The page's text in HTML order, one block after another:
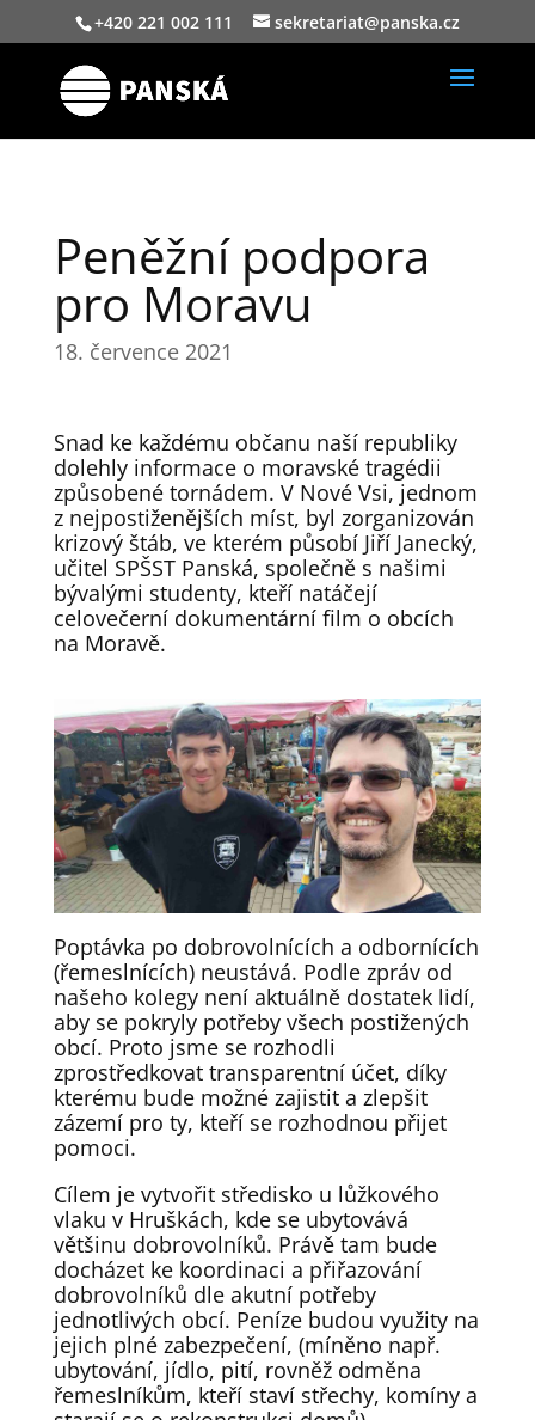
+420 221 002 111 sekretariat@panska.cz
Peněžní podpora
pro Moravu
18. července 2021
Snad ke každému občanu naší republiky
dolehly informace o moravské tragédii
způsobené tornádem. V Nové Vsi, jednom
z nejpostiženějších míst, byl zorganizován
krizový štáb, ve kterém působí Jiří Janecký,
učitel SPŠST Panská, společně s našimi
bývalými studenty, kteří natáčejí
celovečerní dokumentární film o obcích
na Moravě.
Poptávka po dobrovolnících a odbornících
(řemeslnících) neustává. Podle zpráv od
našeho kolegy není aktuálně dostatek lidí,
aby se pokryly potřeby všech postižených
obcí. Proto jsme se rozhodli
zprostředkovat transparentní účet, díky
kterému bude možné zajistit a zlepšit
zázemí pro ty, kteří se rozhodnou přijet
pomoci.
Cílem je vytvořit středisko u lůžkového
vlaku v Hruškách, kde se ubytovává
většinu dobrovolníků. Právě tam bude
docházet ke koordinaci a přiřazování
dobrovolníků dle akutní potřeby
jednotlivých obcí. Peníze budou využity na
jejich plné zabezpečení, (míněno např.
ubytování, jídlo, pití, rovněž odměna
řemeslníkům, kteří staví střechy, komíny a